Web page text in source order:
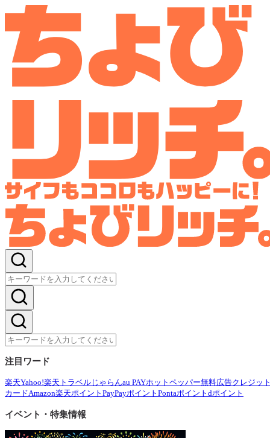
注目ワード
楽天Yahoo!楽天トラベル じゃらんau PAYホットペッパー無料広告クレジッ
カードAmazon楽天ポイント PayPayポイント Pontaポイント dポイント
イベント・特集情報